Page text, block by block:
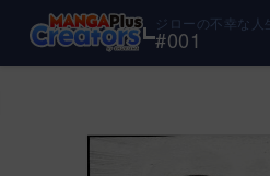
ジローの不幸な人
#001